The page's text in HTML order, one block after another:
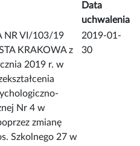
Data
uchwalenia
NR VI/103/19
KRAKOWA z
2019 r. w
Nr 4 w
zmianę
Szkolnego 27 w
2019-01-
30